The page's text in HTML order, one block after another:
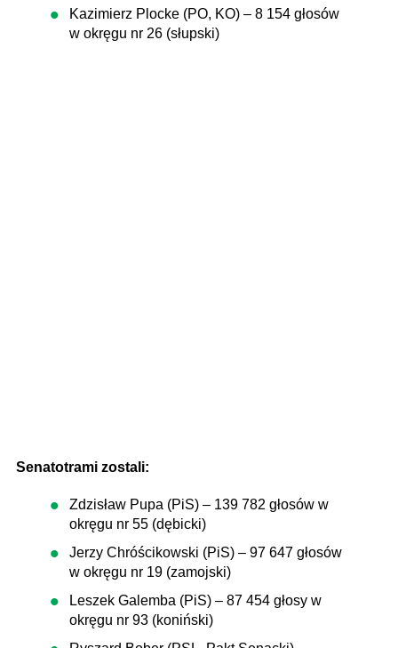
Kazimierz Plocke (PO, KO) – 8 154 głosów
w okręgu nr 26 (słupski)
Senatotrami zostali:
Zdzisław Pupa (PiS) – 139 782 głosów w
okręgu nr 55 (dębicki)
Jerzy Chróścikowski (PiS) – 97 647 głosów
w okręgu nr 19 (zamojski)
Leszek Galemba (PiS) – 87 454 głosy w
okręgu nr 93 (koniński)